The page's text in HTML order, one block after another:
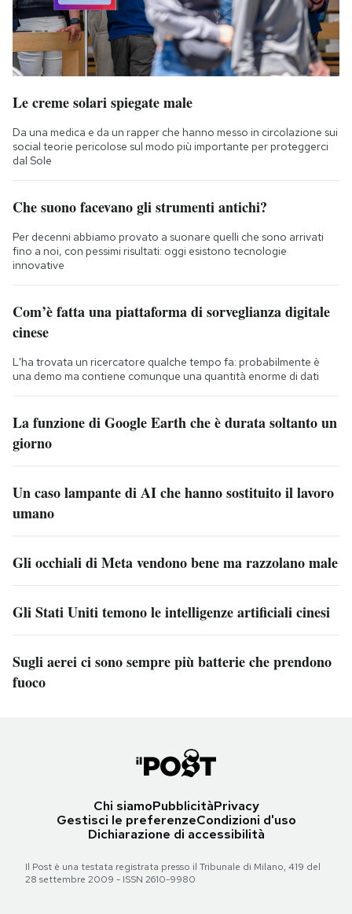
Le creme solari spiegate male
Da una medica e da un rapper che hanno messo in circolazione sui
social teorie pericolose sul modo più importante per proteggerci
dal Sole
Che suono facevano gli strumenti antichi?
Per decenni abbiamo provato a suonare quelli che sono arrivati
fino a noi, con pessimi risultati: oggi esistono tecnologie
innovative
Com’è fatta una piattaforma di sorveglianza digitale
cinese
L'ha trovata un ricercatore qualche tempo fa: probabilmente è
una demo ma contiene comunque una quantità enorme di dati
La funzione di Google Earth che è durata soltanto un
giorno
Un caso lampante di AI che hanno sostituito il lavoro
umano
Gli occhiali di Meta vendono bene ma razzolano male
Gli Stati Uniti temono le intelligenze artificiali cinesi
Sugli aerei ci sono sempre più batterie che prendono
fuoco
Chi siamoPubblicitàPrivacy
Gestisci le preferenzeCondizioni d'uso
Dichiarazione di accessibilità
Il Post è una testata registrata presso il Tribunale di Milano, 419 del
28 settembre 2009 - ISSN 2610-9980